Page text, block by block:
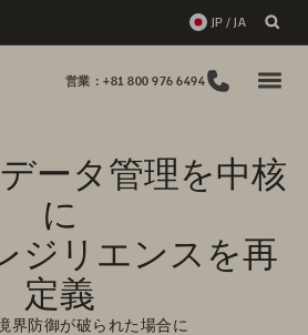
JP / JA
営業：+81 800 976 6494
ータ管理を中核
に
ジリエンスを再
定義
界防御が破られた場合に